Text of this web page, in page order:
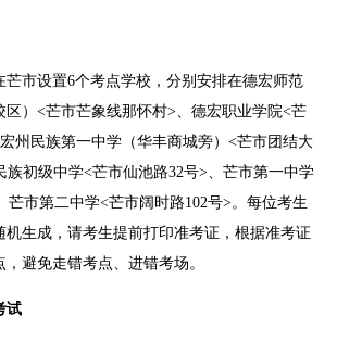
芒市设置6个考点学校，分别安排在德宏师范
区）<芒市芒象线那怀村>、德宏职业学院<芒
州民族第一中学（华丰商城旁）<芒市团结大
族初级中学<芒市仙池路32号>、芒市第一中学
芒市第二中学<芒市阔时路102号>。每位考生
机生成，请考生提前打印准考证，根据准考证
避免走错考点、进错考场。
试